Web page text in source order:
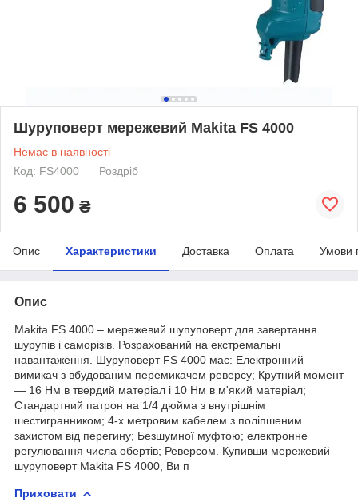
Шуруповерт мережевий Makita FS 4000
Немає в наявності
Код: FS4000
Роздріб
6 500 ₴
Опис Характеристики Доставка Оплата Умови
Опис
Makita FS 4000 – мережевий шупуповерт для завертання
шурупів і саморізів. Розрахований на екстремальні
навантаження. Шуруповерт FS 4000 має: Електронний
вимикач з вбудованим перемикачем реверсу; Крутний момент
— 16 Нм в твердий матеріал і 10 Нм в м'який матеріал;
Стандартний патрон на 1/4 дюйма з внутрішнім
шестигранником; 4-х метровим кабелем з поліпшеним
захистом від перегину; Безшумної муфтою; електронне
регулювання числа обертів; Реверсом. Купивши мережевий
шуруповерт Makita FS 4000, Ви п
Приховати